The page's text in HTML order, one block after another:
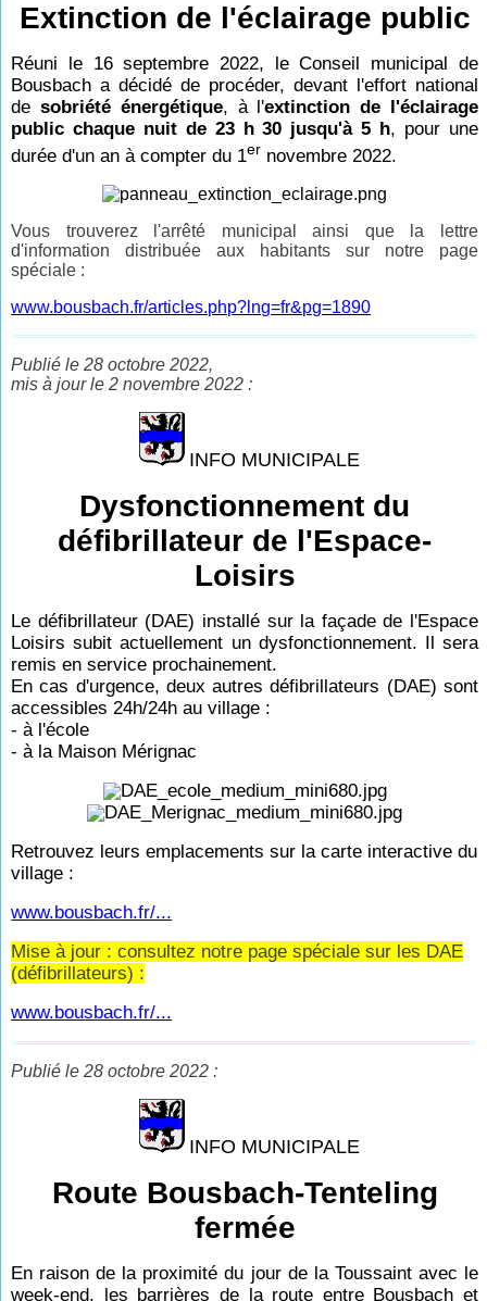
Extinction de l'éclairage public
Réuni le 16 septembre 2022, le Conseil municipal de
Bousbach a décidé de procéder, devant l'effort national
de sobriété énergétique, à l'extinction de l'éclairage
public chaque nuit de 23 h 30 jusqu'à 5 h, pour une
durée d'un an à compter du 1er novembre 2022.
Vous trouverez l'arrêté municipal ainsi que la lettre
d'information distribuée aux habitants sur notre page
spéciale :
www.bousbach.fr/articles.php?lng=fr&pg=1890
Publié le 28 octobre 2022,
mis à jour le 2 novembre 2022 :
INFO MUNICIPALE
Dysfonctionnement du
défibrillateur de l'Espace-
Loisirs
Le défibrillateur (DAE) installé sur la façade de l'Espace
Loisirs subit actuellement un dysfonctionnement. Il sera
remis en service prochainement.
En cas d'urgence, deux autres défibrillateurs (DAE) sont
accessibles 24h/24h au village :
- à l'école
- à la Maison Mérignac
Retrouvez leurs emplacements sur la carte interactive du
village :
www.bousbach.fr/...
Mise à jour : consultez notre page spéciale sur les DAE
(défibrillateurs) :
www.bousbach.fr/...
Publié le 28 octobre 2022 :
INFO MUNICIPALE
Route Bousbach-Tenteling
fermée
En raison de la proximité du jour de la Toussaint avec le
week-end, les barrières de la route entre Bousbach et